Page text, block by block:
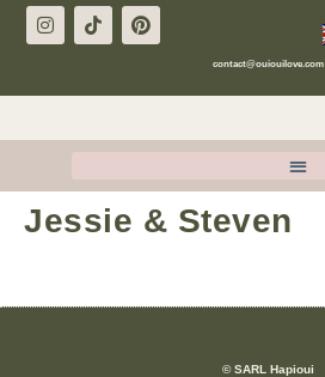
contact@ouiouilove.com
Jessie & Steven
© SARL Hapioui